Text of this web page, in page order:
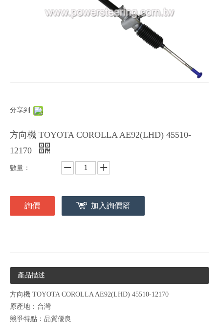
分享到:
方向機 TOYOTA COROLLA AE92(LHD) 45510-
12170
數量：
詢價 加入詢價籃
產品描述
方向機 TOYOTA COROLLA AE92(LHD) 45510-12170
原產地：台灣
競爭特點：品質優良